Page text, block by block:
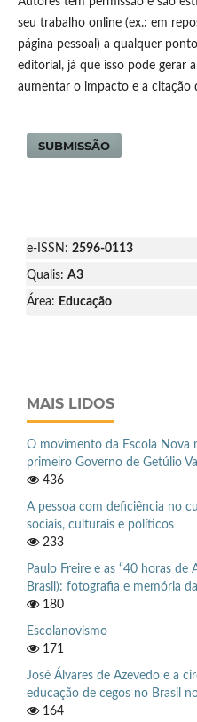
seu trabalho online (ex.: em
página pessoal) a qualquer
editorial, já que isso pode gerar
aumentar o impacto e a citação
SUBMISSÃO
e-ISSN: 2596-0113
Qualis: A3
Área: Educação
MAIS LIDOS
O movimento da Escola
primeiro Governo de Getúlio
436
A pessoa com deficiência no
sociais, culturais e políticos
233
Paulo Freire e as “40 horas
Brasil): fotografia e memória
180
Escolanovismo
171
José Álvares de Azevedo e a
educação de cegos no Brasil
164